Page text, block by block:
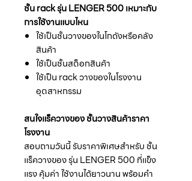
ชั้น rack รุ่น LENGER 500 เหมาะกับ
การใช้งานแบบไหน
ใช้เป็นชั้นวางของในโกดังหรือคลัง
สินค้า
ใช้เป็นชั้นสต็อกสินค้า
ใช้เป็น rack วางของในโรงงาน
อุตสาหกรรม
สนใจแร็ควางของ ชั้นวางสินค้าราคา
โรงงาน
สอบถามวันนี้ รับราคาพิเศษสำหรับ ชั้น
แร็ควางของ รุ่น LENGER 500 ที่แข็ง
แรง คุ้มค่า ใช้งานได้ยาวนาน พร้อมคำ